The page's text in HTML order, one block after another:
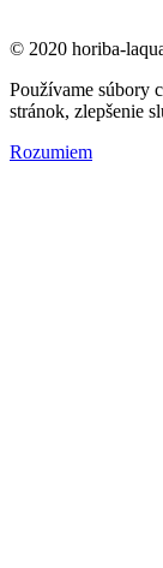
© 2020 horiba-
Používame súbory
stránok, zlepšenie
Rozumiem